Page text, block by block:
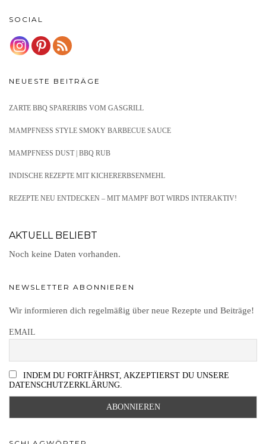
SOCIAL
NEUESTE BEITRÄGE
ZARTE BBQ SPARERIBS VOM GASGRILL
MAMPFNESS STYLE SMOKY BARBECUE SAUCE
MAMPFNESS DUST | BBQ RUB
INDISCHE REZEPTE MIT KICHERERBSENMEHL
REZEPTE NEU ENTDECKEN – MIT MAMPF BOT WIRDS INTERAKTIV!
AKTUELL BELIEBT
Noch keine Daten vorhanden.
NEWSLETTER ABONNIEREN
Wir informieren dich regelmäßig über neue Rezepte und Beiträge!
EMAIL
INDEM DU FORTFÄHRST, AKZEPTIERST DU UNSERE
DATENSCHUTZERKLÄRUNG.